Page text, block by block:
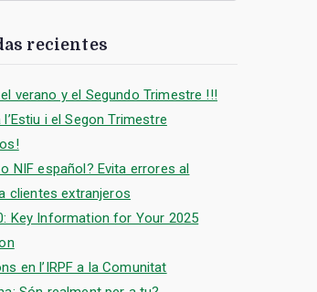
recientes
verano y el Segundo Trimestre !!!
l’Estiu i el Segon Trimestre
NIF español? Evita errores al
clientes extranjeros
Key Information for Your 2025
en l’IRPF a la Comunitat